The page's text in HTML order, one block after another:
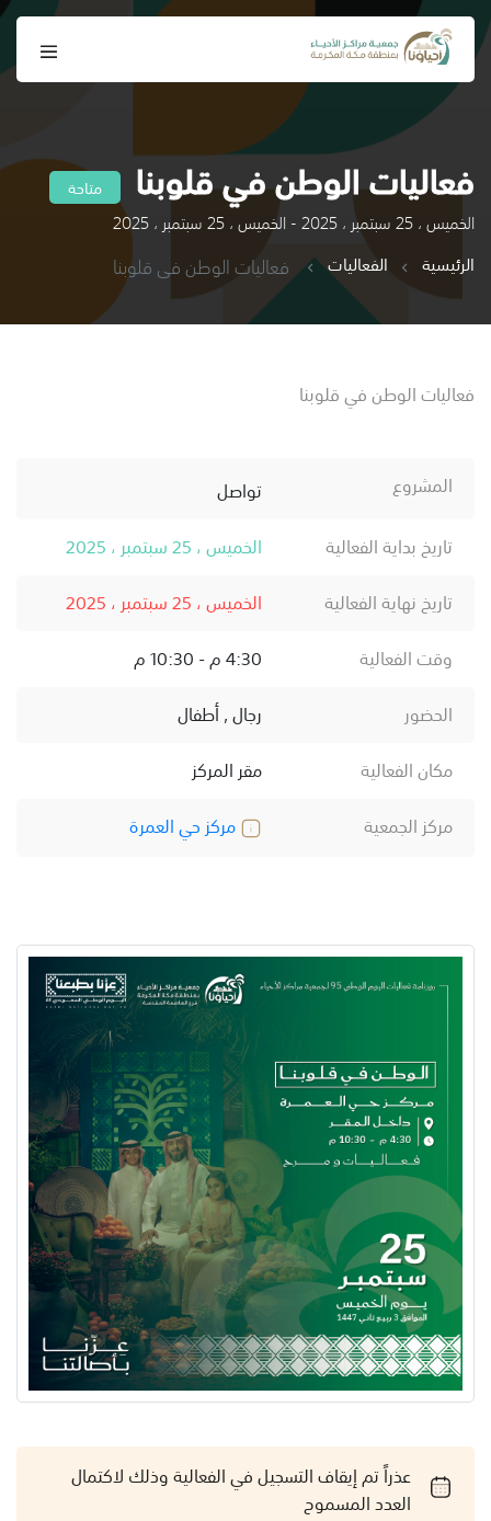
فعاليات الوطن في قلوبنا متاحة
الخميس ، 25 سبتمبر ، 2025 - الخميس ، 25 سبتمبر ، 2025
الرئيسية
الفعاليات فعاليات الوطن في قلوبنا
فعاليات الوطن في قلوبنا
المشروع
تواصل
تاريخ بداية الفعالية
الخميس ، 25 سبتمبر ، 2025
تاريخ نهاية الفعالية
الخميس ، 25 سبتمبر ، 2025
وقت الفعالية
4:30 م - 10:30 م
الحضور
رجال , أطفال
مكان الفعالية
مقر المركز
مركز الجمعية
مركز حي العمرة
عذراً تم إيقاف التسجيل في الفعالية وذلك لاكتمال
العدد المسموح